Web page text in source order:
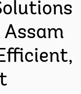
Assam